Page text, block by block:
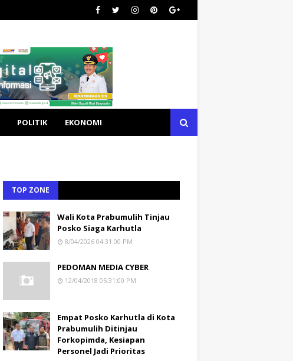
POLITIK EKONOMI
TOP ZONE
Wali Kota Prabumulih Tinjau
Posko Siaga Karhutla
8/04/2026 04:31:00 PM
PEDOMAN MEDIA CYBER
12/04/2018 05:31:00 PM
Empat Posko Karhutla di Kota
Prabumulih Ditinjau
Forkopimda, Kesiapan
Personel Jadi Prioritas